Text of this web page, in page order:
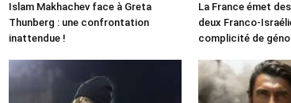
Islam Makhachev face à Greta
Thunberg : une confrontation
inattendue !
La France émet
deux Franco-
complicité de